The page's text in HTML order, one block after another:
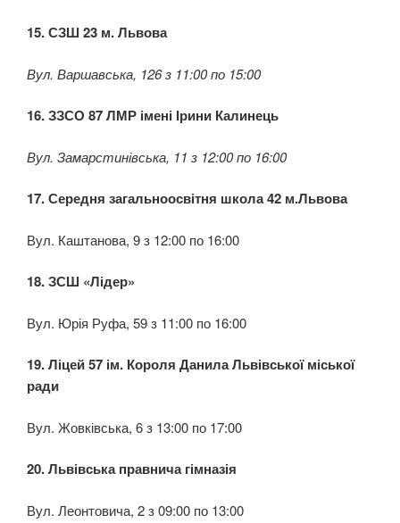
15. СЗШ 23 м. Львова
Вул. Варшавська, 126 з 11:00 по 15:00
16. ЗЗСО 87 ЛМР імені Ірини Калинець
Вул. Замарстинівська, 11 з 12:00 по 16:00
17. Середня загальноосвітня школа 42 м.Львова
Вул. Каштанова, 9 з 12:00 по 16:00
18. ЗСШ «Лідер»
Вул. Юрія Руфа, 59 з 11:00 по 16:00
19. Ліцей 57 ім. Короля Данила Львівської міської
ради
Вул. Жовківська, 6 з 13:00 по 17:00
20. Львівська правнича гімназія
Вул. Леонтовича, 2 з 09:00 по 13:00